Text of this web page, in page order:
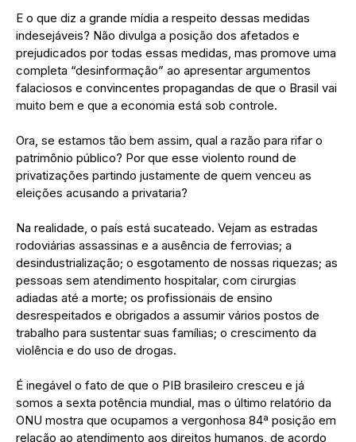
E o que diz a grande mídia a respeito dessas medidas
indesejáveis? Não divulga a posição dos afetados e
prejudicados por todas essas medidas, mas promove uma
completa “desinformação” ao apresentar argumentos
falaciosos e convincentes propagandas de que o Brasil vai
muito bem e que a economia está sob controle.
Ora, se estamos tão bem assim, qual a razão para rifar o
patrimônio público? Por que esse violento round de
privatizações partindo justamente de quem venceu as
eleições acusando a privataria?
Na realidade, o país está sucateado. Vejam as estradas
rodoviárias assassinas e a ausência de ferrovias; a
desindustrialização; o esgotamento de nossas riquezas; as
pessoas sem atendimento hospitalar, com cirurgias
adiadas até a morte; os profissionais de ensino
desrespeitados e obrigados a assumir vários postos de
trabalho para sustentar suas famílias; o crescimento da
violência e do uso de drogas.
É inegável o fato de que o PIB brasileiro cresceu e já
somos a sexta potência mundial, mas o último relatório da
ONU mostra que ocupamos a vergonhosa 84ª posição em
relação ao atendimento aos direitos humanos, de acordo